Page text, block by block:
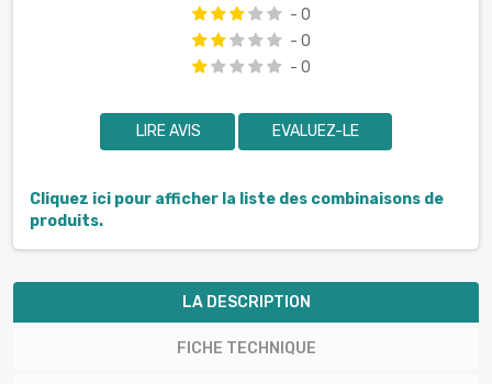
- 0
- 0
- 0
LIRE AVIS EVALUEZ-LE
Cliquez ici pour afficher la liste des combinaisons de
produits.
LA DESCRIPTION
FICHE TECHNIQUE